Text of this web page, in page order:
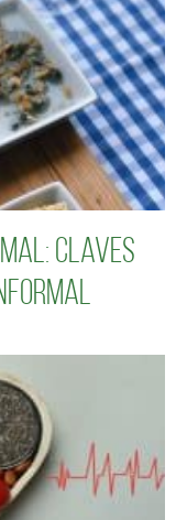
mal: claves